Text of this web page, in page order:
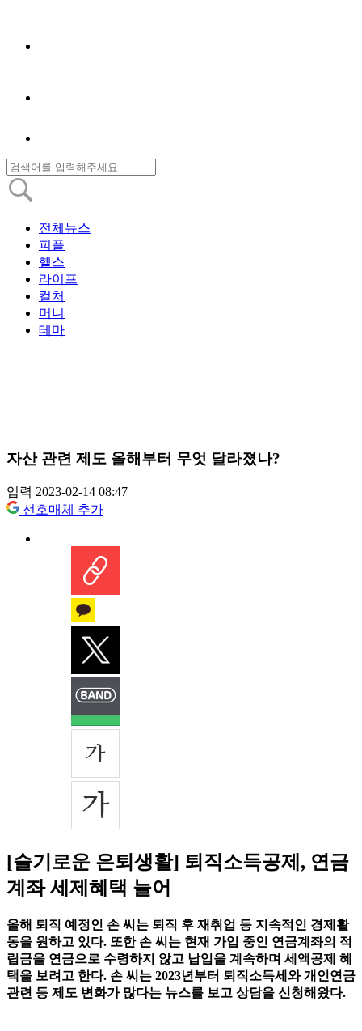
전체뉴스
피플
헬스
라이프
컬처
머니
테마
자산 관련 제도 올해부터 무엇 달라졌나?
입력 2023-02-14 08:47
선호매체 추가
[슬기로운 은퇴생활] 퇴직소득공제, 연금
계좌 세제혜택 늘어
올해 퇴직 예정인 손 씨는 퇴직 후 재취업 등 지속적인 경제활
동을 원하고 있다. 또한 손 씨는 현재 가입 중인 연금계좌의 적
립금을 연금으로 수령하지 않고 납입을 계속하며 세액공제 혜
택을 보려고 한다. 손 씨는 2023년부터 퇴직소득세와 개인연금
관련 등 제도 변화가 많다는 뉴스를 보고 상담을 신청해왔다.